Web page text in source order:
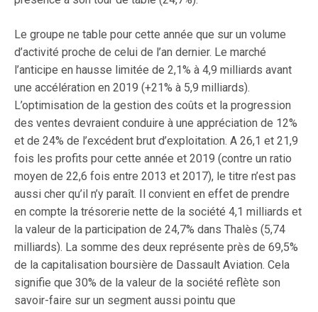
Le groupe ne table pour cette année que sur un volume
d’activité proche de celui de l’an dernier. Le marché
l’anticipe en hausse limitée de 2,1% à 4,9 milliards avant
une accélération en 2019 (+21% à 5,9 milliards).
L’optimisation de la gestion des coûts et la progression
des ventes devraient conduire à une appréciation de 12%
et de 24% de l’excédent brut d’exploitation. A 26,1 et 21,9
fois les profits pour cette année et 2019 (contre un ratio
moyen de 22,6 fois entre 2013 et 2017), le titre n’est pas
aussi cher qu’il n’y paraît. Il convient en effet de prendre
en compte la trésorerie nette de la société 4,1 milliards et
la valeur de la participation de 24,7% dans Thalès (5,74
milliards). La somme des deux représente près de 69,5%
de la capitalisation boursière de Dassault Aviation. Cela
signifie que 30% de la valeur de la société reflète son
savoir-faire sur un segment aussi pointu que